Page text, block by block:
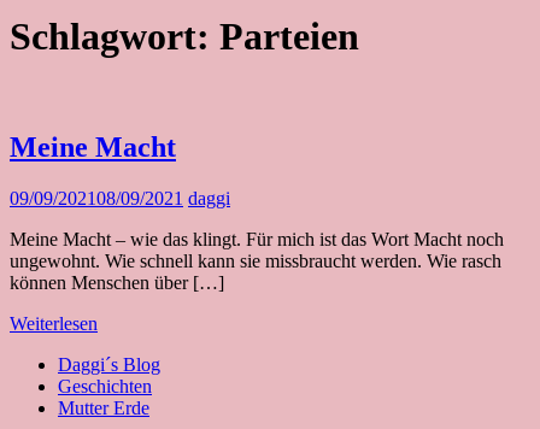
Schlagwort: Parteien
Meine Macht
09/09/202108/09/2021 daggi
Meine Macht – wie das klingt. Für mich ist das Wort Macht noch
ungewohnt. Wie schnell kann sie missbraucht werden. Wie rasch
können Menschen über […]
Weiterlesen
Daggi´s Blog
Geschichten
Mutter Erde